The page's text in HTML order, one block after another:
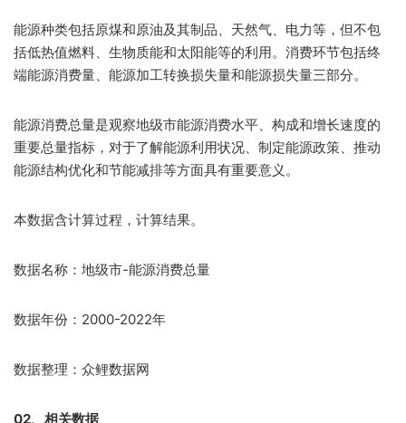
能源种类包括原煤和原油及其制品、天然气、电力等，但不包
括低热值燃料、生物质能和太阳能等的利用。消费环节包括终
端能源消费量、能源加工转换损失量和能源损失量三部分。
能源消费总量是观察地级市能源消费水平、构成和增长速度的
重要总量指标，对于了解能源利用状况、制定能源政策、推动
能源结构优化和节能减排等方面具有重要意义。
本数据含计算过程，计算结果。
数据名称：地级市-能源消费总量
数据年份：2000-2022年
数据整理：众鲤数据网
02、相关数据